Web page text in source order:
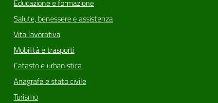
Educazione e formazione
Salute, benessere e assistenza
Vita lavorativa
Mobilità e trasporti
Catasto e urbanistica
Anagrafe e stato civile
Turismo